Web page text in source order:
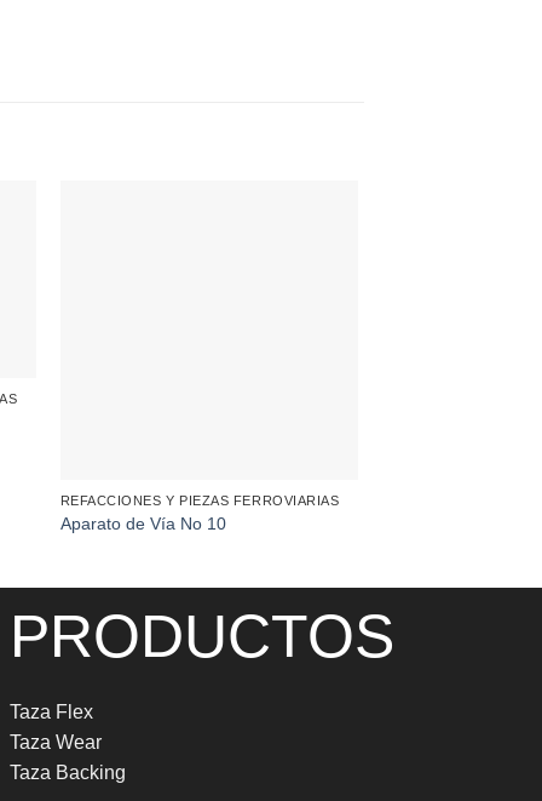
REFACCIONES Y PIEZAS FERROVIARIAS
Aparato de Vía No 10
PRODUCTOS
Taza Flex
Taza Wear
Taza Backing